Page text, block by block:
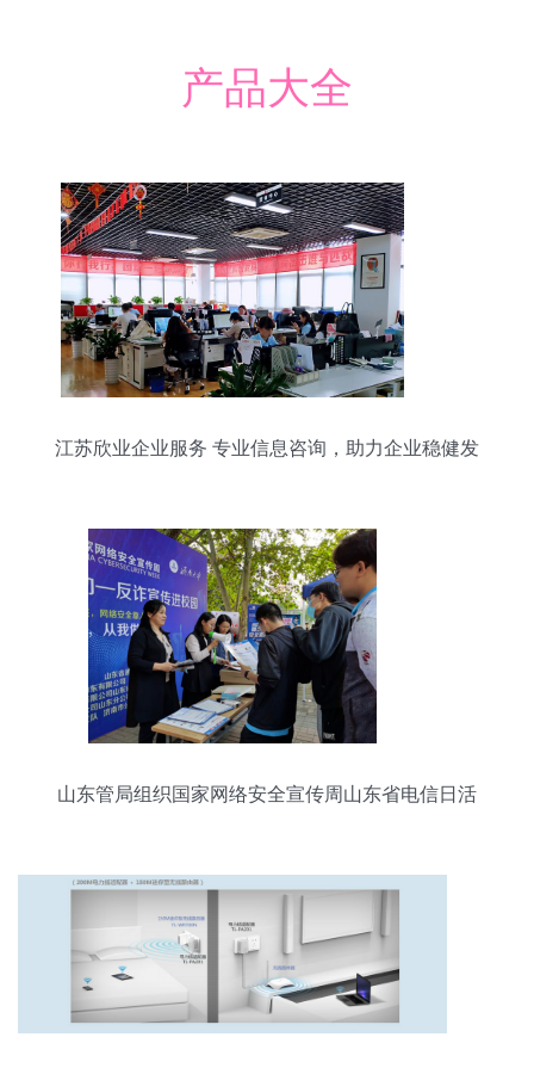
产品大全
江苏欣业企业服务 专业信息咨询，助力企业稳健发
山东管局组织国家网络安全宣传周山东省电信日活